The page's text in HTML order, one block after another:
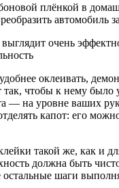
очень
оклеивать,
так, чтобы к нему было
— на уровне ваших
капот: его
такой же, как и
должна быть
шаги